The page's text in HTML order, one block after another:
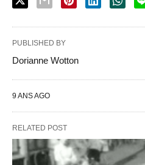
PUBLISHED BY
Dorianne Wotton
9 ANS AGO
RELATED POST